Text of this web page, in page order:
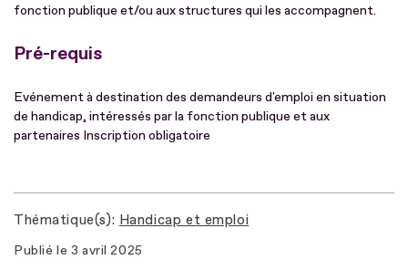
fonction publique et/ou aux structures qui les accompagnent.
Pré-requis
Evénement à destination des demandeurs d'emploi en situation
de handicap, intéressés par la fonction publique et aux
partenaires Inscription obligatoire
Thématique(s) Handicap et emploi
Publié le 3 avril 2025